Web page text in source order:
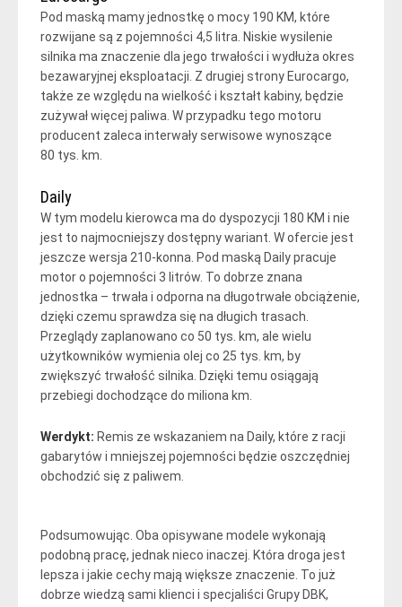
Pod maską mamy jednostkę o mocy 190 KM, które
rozwijane są z pojemności 4,5 litra. Niskie wysilenie
silnika ma znaczenie dla jego trwałości i wydłuża okres
bezawaryjnej eksploatacji. Z drugiej strony Eurocargo,
także ze względu na wielkość i kształt kabiny, będzie
zużywał więcej paliwa. W przypadku tego motoru
producent zaleca interwały serwisowe wynoszące
80 tys. km.
Daily
W tym modelu kierowca ma do dyspozycji 180 KM i nie
jest to najmocniejszy dostępny wariant. W ofercie jest
jeszcze wersja 210-konna. Pod maską Daily pracuje
motor o pojemności 3 litrów. To dobrze znana
jednostka – trwała i odporna na długotrwałe obciążenie,
dzięki czemu sprawdza się na długich trasach.
Przeglądy zaplanowano co 50 tys. km, ale wielu
użytkowników wymienia olej co 25 tys. km, by
zwiększyć trwałość silnika. Dzięki temu osiągają
przebiegi dochodzące do miliona km.
Werdykt: Remis ze wskazaniem na Daily, które z racji
gabarytów i mniejszej pojemności będzie oszczędniej
obchodzić się z paliwem.
Podsumowując. Oba opisywane modele wykonają
podobną pracę, jednak nieco inaczej. Która droga jest
lepsza i jakie cechy mają większe znaczenie. To już
dobrze wiedzą sami klienci i specjaliści Grupy DBK,